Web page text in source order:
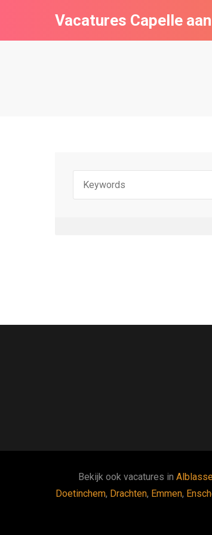
Vacatures Capelle
Bekijk ook vacatures in
Doetinchem, Drachten, Emmen,